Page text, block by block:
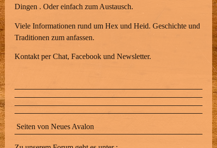
Dingen . Oder einfach zum Austausch.
Viele Informationen rund um Hex und Heid. Geschichte und
Traditionen zum anfassen.
Kontakt per Chat, Facebook und Newsletter.
Seiten von Neues Avalon